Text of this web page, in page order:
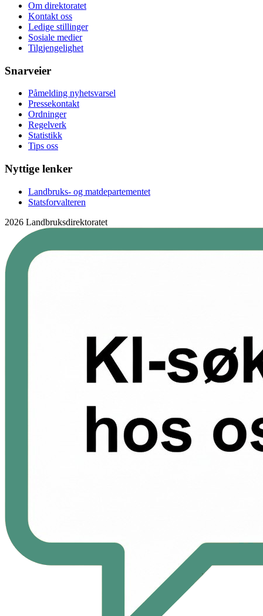
Om direktoratet
Kontakt oss
Ledige stillinger
Sosiale medier
Tilgjengelighet
Snarveier
Påmelding nyhetsvarsel
Pressekontakt
Ordninger
Regelverk
Statistikk
Tips oss
Nyttige lenker
Landbruks- og matdepartementet
Statsforvalteren
2026 Landbruksdirektoratet